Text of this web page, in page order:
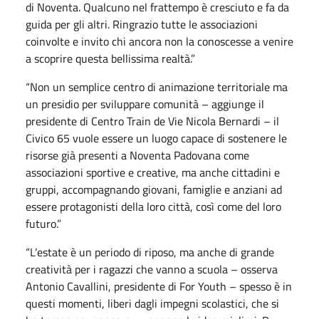
di Noventa. Qualcuno nel frattempo è cresciuto e fa da
guida per gli altri. Ringrazio tutte le associazioni
coinvolte e invito chi ancora non la conoscesse a venire
a scoprire questa bellissima realtà.”
“Non un semplice centro di animazione territoriale ma
un presidio per sviluppare comunità – aggiunge il
presidente di Centro Train de Vie Nicola Bernardi – il
Civico 65 vuole essere un luogo capace di sostenere le
risorse già presenti a Noventa Padovana come
associazioni sportive e creative, ma anche cittadini e
gruppi, accompagnando giovani, famiglie e anziani ad
essere protagonisti della loro città, così come del loro
futuro.”
“L’estate è un periodo di riposo, ma anche di grande
creatività per i ragazzi che vanno a scuola – osserva
Antonio Cavallini, presidente di For Youth – spesso è in
questi momenti, liberi dagli impegni scolastici, che si